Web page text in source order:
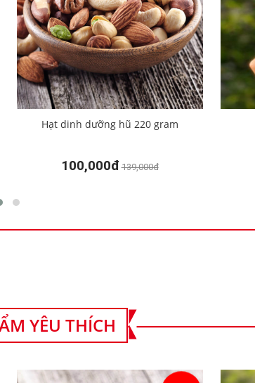
Hạt dinh dưỡng hũ 220 gram
100,000đ 139,000đ
YÊU THÍCH